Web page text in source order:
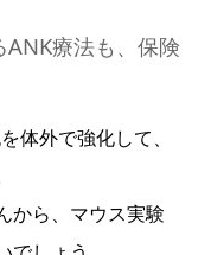
ANK療法も、保険
体外で強化して、
から、マウス実験